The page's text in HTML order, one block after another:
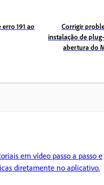
191 ao
Corrigir
instalação de
abertura do
em vídeo passo a passo e
diretamente no aplicativo.